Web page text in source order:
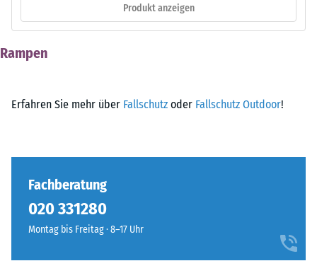
Produkt anzeigen
Rampen
Erfahren Sie mehr über Fallschutz oder Fallschutz Outdoor!
Fachberatung
020 331280
Montag bis Freitag · 8–17 Uhr